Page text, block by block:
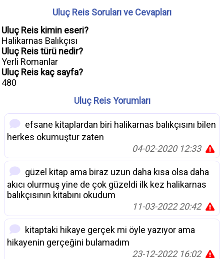
Uluç Reis Soruları ve Cevapları
Uluç Reis kimin eseri?
Halikarnas Balıkçısı
Uluç Reis türü nedir?
Yerli Romanlar
Uluç Reis kaç sayfa?
480
Uluç Reis Yorumları
efsane kitaplardan biri halikarnas balıkçısını bilen
herkes okumuştur zaten
04-02-2020 12:33
güzel kitap ama biraz uzun daha kısa olsa daha
akıcı olurmuş yine de çok güzeldi ilk kez halikarnas
balıkçısının kitabını okudum
11-03-2022 20:42
kitaptaki hikaye gerçek mi öyle yazıyor ama
hikayenin gerçeğini bulamadım
23-12-2022 16:02